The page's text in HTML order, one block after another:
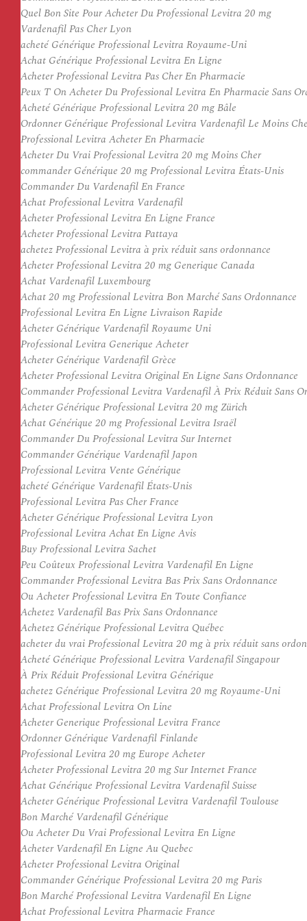
Quel Bon Site Pour Acheter Du Professional Levitra 20 mg
Vardenafil Pas Cher Lyon
acheté Générique Professional Levitra Royaume-Uni
Achat Générique Professional Levitra En Ligne
Acheter Professional Levitra Pas Cher En Pharmacie
Peux T On Acheter Du Professional Levitra En Pharmacie Sans
Acheté Générique Professional Levitra 20 mg Bâle
Ordonner Générique Professional Levitra Vardenafil Le Moins
Professional Levitra Acheter En Pharmacie
Acheter Du Vrai Professional Levitra 20 mg Moins Cher
commander Générique 20 mg Professional Levitra États-Unis
Commander Du Vardenafil En France
Achat Professional Levitra Vardenafil
Acheter Professional Levitra En Ligne France
Acheter Professional Levitra Pattaya
achetez Professional Levitra à prix réduit sans ordonnance
Acheter Professional Levitra 20 mg Generique Canada
Achat Vardenafil Luxembourg
Achat 20 mg Professional Levitra Bon Marché Sans Ordonnance
Professional Levitra En Ligne Livraison Rapide
Acheter Générique Vardenafil Royaume Uni
Professional Levitra Generique Acheter
Acheter Générique Vardenafil Grèce
Acheter Professional Levitra Original En Ligne Sans Ordonnance
Commander Professional Levitra Vardenafil À Prix Réduit Sans
Acheter Générique Professional Levitra 20 mg Zürich
Achat Générique 20 mg Professional Levitra Israël
Commander Du Professional Levitra Sur Internet
Commander Générique Vardenafil Japon
Professional Levitra Vente Générique
acheté Générique Vardenafil États-Unis
Professional Levitra Pas Cher France
Acheter Générique Professional Levitra Lyon
Professional Levitra Achat En Ligne Avis
Buy Professional Levitra Sachet
Peu Coûteux Professional Levitra Vardenafil En Ligne
Commander Professional Levitra Bas Prix Sans Ordonnance
Ou Acheter Professional Levitra En Toute Confiance
Achetez Vardenafil Bas Prix Sans Ordonnance
Achetez Générique Professional Levitra Québec
acheter du vrai Professional Levitra 20 mg à prix réduit sans
Acheté Générique Professional Levitra Vardenafil Singapour
À Prix Réduit Professional Levitra Générique
achetez Générique Professional Levitra 20 mg Royaume-Uni
Achat Professional Levitra On Line
Acheter Generique Professional Levitra France
Ordonner Générique Vardenafil Finlande
Professional Levitra 20 mg Europe Acheter
Acheter Professional Levitra 20 mg Sur Internet France
Achat Générique Professional Levitra Vardenafil Suisse
Acheter Générique Professional Levitra Vardenafil Toulouse
Bon Marché Vardenafil Générique
Ou Acheter Du Vrai Professional Levitra En Ligne
Acheter Vardenafil En Ligne Au Quebec
Acheter Professional Levitra Original
Commander Générique Professional Levitra 20 mg Paris
Bon Marché Professional Levitra Vardenafil En Ligne
Achat Professional Levitra Pharmacie France